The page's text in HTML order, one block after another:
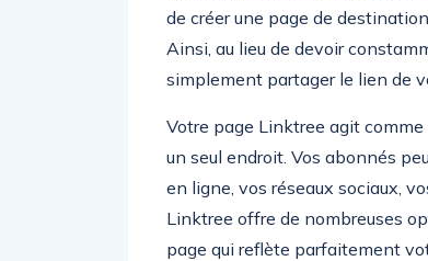
de créer une page de
Ainsi, au lieu de devoir
simplement partager le lien de
Votre page Linktree agit
un seul endroit. Vos abonnés
en ligne, vos réseaux sociaux,
Linktree offre de nombreuses
page qui reflète parfaitement